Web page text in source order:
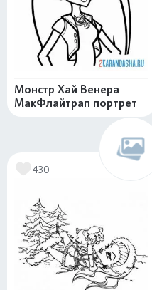
Монстр Хай Венера
МакФлайтрап портрет
430